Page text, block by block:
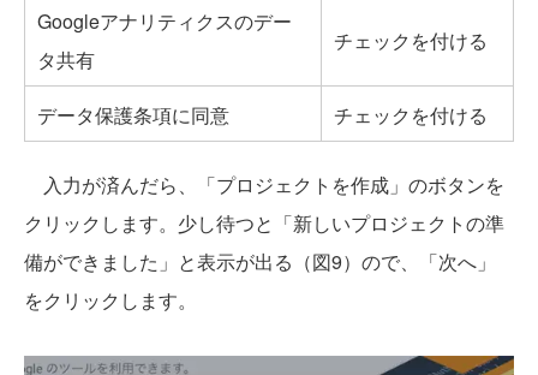
Googleアナリティクスのデー
タ共有
チェックを付ける
データ保護条項に同意 チェックを付ける
入力が済んだら、「プロジェクトを作成」のボタンを
クリックします。少し待つと「新しいプロジェクトの準
備ができました」と表示が出る（図9）ので、「次へ」
をクリックします。